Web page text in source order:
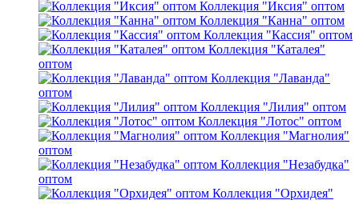
Коллекция "Иксия" оптом
Коллекция "Канна" оптом
Коллекция "Кассия" оптом
Коллекция "Каталея"
оптом
Коллекция "Лаванда"
оптом
Коллекция "Лилия" оптом
Коллекция "Лотос" оптом
Коллекция "Магнолия"
оптом
Коллекция "Незабудка"
оптом
Коллекция "Орхидея"